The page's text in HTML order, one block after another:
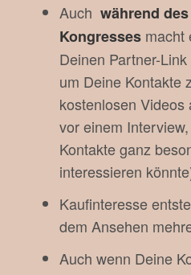
Auch während des
Kongresses macht
Deinen Partner-
um Deine Kontakte
kostenlosen
vor einem
Kontakte ganz
interessieren
Kaufinteresse
dem Ansehen
Auch wenn Deine